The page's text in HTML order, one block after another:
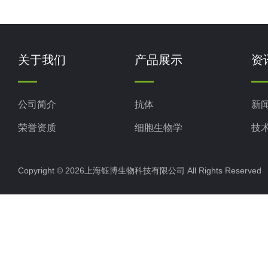
关于我们
公司简介
荣誉资质
产品展示
抗体
细胞生物学
资
新
技
Copyright © 2026上海钰博生物科技有限公司 All Rights